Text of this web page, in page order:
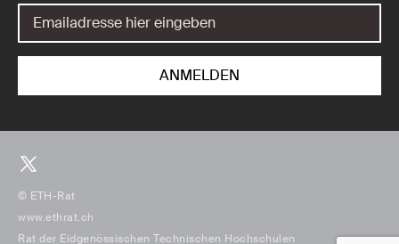
© ETH-Rat
www.ethrat.ch
Rat der Eidgenössischen Technischen Hochschulen